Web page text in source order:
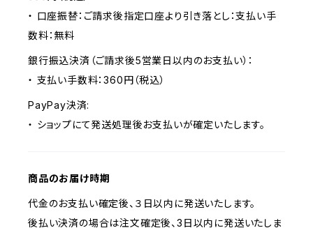
・ 口座振替：ご請求後指定口座より引き落とし：支払い手
数料：無料
銀行振込決済（ご請求後5営業日以内のお支払い）：
・ 支払い手数料：360円（税込）
PayPay決済:
・ ショップにて発送処理後お支払いが確定いたします。
商品のお届け時期
代金のお支払い確定後、３日以内に発送いたします。
後払い決済の場合は注文確定後、3日以内に発送いたしま